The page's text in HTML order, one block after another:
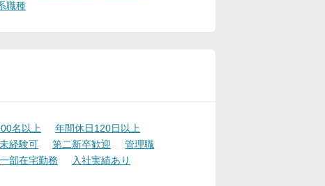
職種
名以上
年間休日120日以上
未経験可 第二新卒歓迎
管理職
一部在宅勤務
入社実績あり